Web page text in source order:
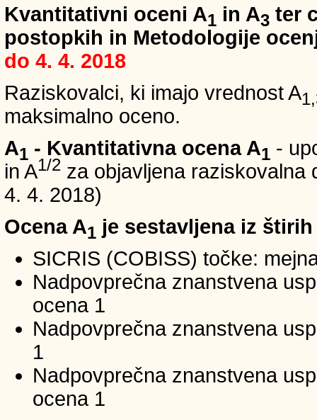
Kvantitativni oceni A1 in A3 ter
postopkih in Metodologije
do 4. 4. 2018
Raziskovalci, ki imajo vrednost A
maksimalno oceno.
A1 - Kvantitativna ocena A1 -
in A1/2 za objavljena raziskovalna
4. 4. 2018)
Ocena A1 je sestavljena iz
SICRIS (COBISS) točke:
Nadpovprečna znanstvena
ocena 1
Nadpovprečna znanstvena
1
Nadpovprečna znanstvena
ocena 1